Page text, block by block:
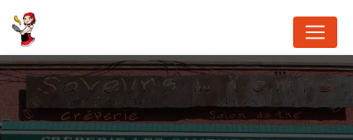
Panneau de gestion des cookies